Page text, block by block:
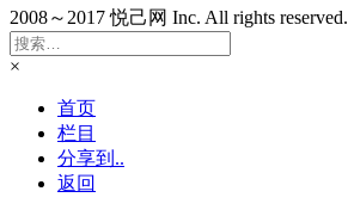
2008～2017 悦己网 Inc. All rights reserved.
×
首页
栏目
分享到..
返回